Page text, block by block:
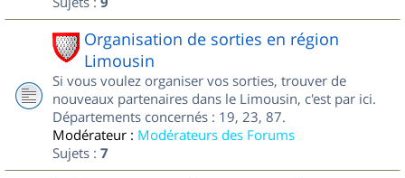
Organisation de sorties en région
Limousin
Si vous voulez organiser vos sorties, trouver de
nouveaux partenaires dans le Limousin, c'est par ici.
Départements concernés : 19, 23, 87.
Modérateur : Modérateurs des Forums
Sujets : 7